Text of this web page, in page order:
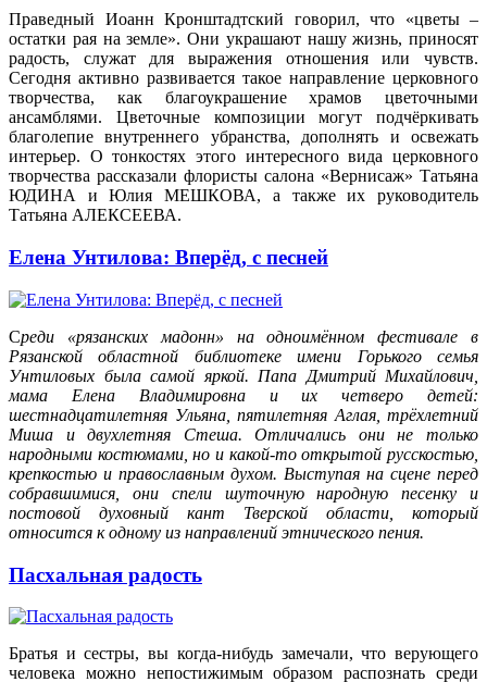
Праведный Иоанн Кронштадтский говорил, что «цветы –
остатки рая на земле». Они украшают нашу жизнь, приносят
радость, служат для выражения отношения или чувств.
Сегодня активно развивается такое направление церковного
творчества, как благоукрашение храмов цветочными
ансамблями. Цветочные композиции могут подчёркивать
благолепие внутреннего убранства, дополнять и освежать
интерьер. О тонкостях этого интересного вида церковного
творчества рассказали флористы салона «Вернисаж» Татьяна
ЮДИНА и Юлия МЕШКОВА, а также их руководитель
Татьяна АЛЕКСЕЕВА.
Елена Унтилова: Вперёд, с песней
Среди «рязанских мадонн» на одноимённом фестивале в
Рязанской областной библиотеке имени Горького семья
Унтиловых была самой яркой. Папа Дмитрий Михайлович,
мама Елена Владимировна и их четверо детей:
шестнадцатилетняя Ульяна, пятилетняя Аглая, трёхлетний
Миша и двухлетняя Стеша. Отличались они не только
народными костюмами, но и какой-то открытой русскостью,
крепкостью и православным духом. Выступая на сцене перед
собравшимися, они спели шуточную народную песенку и
постовой духовный кант Тверской области, который
относится к одному из направлений этнического пения.
Пасхальная радость
Братья и сестры, вы когда-нибудь замечали, что верующего
человека можно непостижимым образом распознать среди